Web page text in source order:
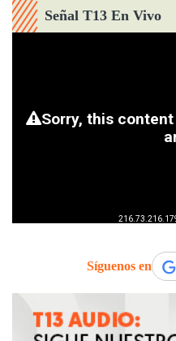
Señal T13 En Vivo
Síguenos en